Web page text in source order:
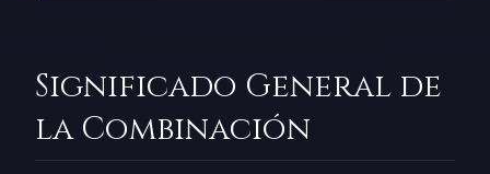
Significado General de
la Combinación